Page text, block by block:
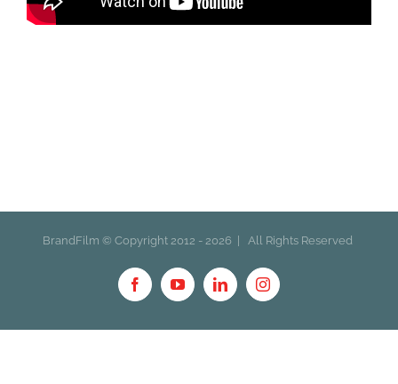
BrandFilm © Copyright 2012 - 2026 | All Rights Reserved
FacebookYouTubeLinkedInInstagram